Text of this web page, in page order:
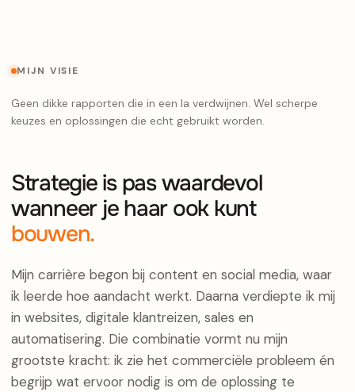
MIJN VISIE
Geen dikke rapporten die in een la verdwijnen. Wel scherpe
keuzes en oplossingen die echt gebruikt worden.
Strategie is pas waardevol
wanneer je haar ook kunt
bouwen.
Mijn carrière begon bij content en social media, waar
ik leerde hoe aandacht werkt. Daarna verdiepte ik mij
in websites, digitale klantreizen, sales en
automatisering. Die combinatie vormt nu mijn
grootste kracht: ik zie het commerciële probleem én
begrijp wat ervoor nodig is om de oplossing te